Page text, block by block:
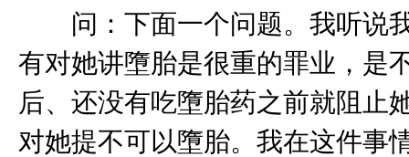
问：下面一个问题。我听说
有对她讲墮胎是很重的罪业，是
后、还没有吃墮胎药之前就阻止
对她提不可以墮胎。我在这件事